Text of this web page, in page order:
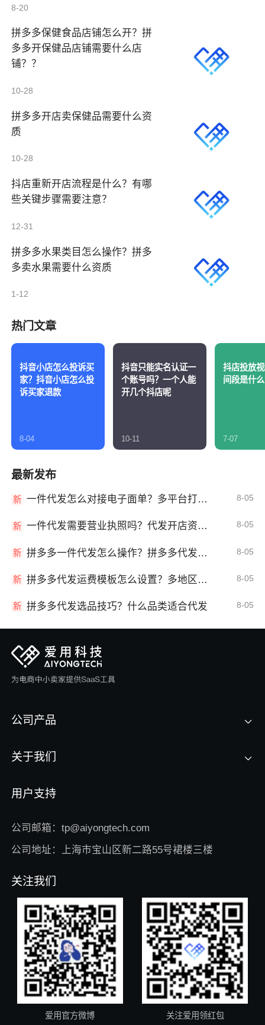
8-20
拼多多保健食品店铺怎么开？拼
多多开保健品店铺需要什么店
铺？？
10-28
拼多多开店卖保健品需要什么资
质
10-28
抖店重新开店流程是什么？有哪
些关键步骤需要注意？
12-31
拼多多水果类目怎么操作？拼多
多卖水果需要什么资质
1-12
热门文章
抖音小店怎么投诉买
家？抖音小店怎么投
诉买家退款
8-04
抖音只能实名认证一
个账号吗？一个人能
开几个抖店呢
10-11
抖店投放
间段是什
7-07
最新发布
新 一件代发怎么对接电子面单？多平台打单发货教程 8-05
新 一件代发需要营业执照吗？代发开店资质详解 8-05
新 拼多多一件代发怎么操作？拼多多代发全流程 8-05
新 拼多多代发运费模板怎么设置？多地区运费 8-05
新 拼多多代发选品技巧？什么品类适合代发 8-05
公司产品
关于我们
用户支持
公司邮箱：tp@aiyongtech.com
公司地址：上海市宝山区新二路55号裙楼三楼
关注我们
爱用官方微博 关注爱用领红包